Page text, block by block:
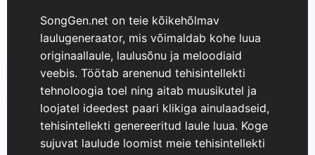
on spetsiaalselt kohandatud teie loomingulisele
visioonile, ilma et oleks vaja varasemat muusikalist
kogemust. See tööriist on ideaalne muusikutele,
sisuloojatele ja kõigile, kes soovivad katsetada AI-
luues muusikaga.
SongGen.net on teie kõikehõlmav
laulugeneraator, mis võimaldab kohe luua
originaallaule, laulusõnu ja meloodiaid
veebis. Töötab arenenud tehisintellekti
tehnoloogia toel ning aitab muusikutel ja
loojatel ideedest paari klikiga ainulaadseid,
tehisintellekti genereeritud laule luua. Koge
sujuvat laulude loomist meie tehisintellekti